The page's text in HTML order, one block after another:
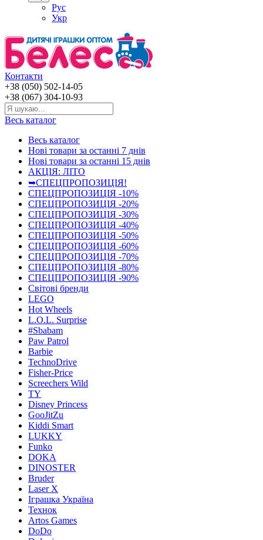
Рус
Укр
Контакти
+38 (050) 502-14-05
+38 (067) 304-10-93
Весь каталог
Весь каталог
Нові товари за останнi 7 днiв
Нові товари за останнi 15 днiв
АКЦІЯ: ЛІТО
➥СПЕЦПРОПОЗИЦІЯ!
СПЕЦПРОПОЗИЦІЯ -10%
СПЕЦПРОПОЗИЦІЯ -20%
СПЕЦПРОПОЗИЦІЯ -30%
СПЕЦПРОПОЗИЦІЯ -40%
СПЕЦПРОПОЗИЦІЯ -50%
СПЕЦПРОПОЗИЦІЯ -60%
СПЕЦПРОПОЗИЦІЯ -70%
СПЕЦПРОПОЗИЦІЯ -80%
СПЕЦПРОПОЗИЦІЯ -90%
Світові бренди
LEGO
Hot Wheels
L.O.L. Surprise
#Sbabam
Paw Patrol
Barbie
TechnoDrive
Fisher-Price
Screechers Wild
TY
Disney Princess
GooJitZu
Kiddi Smart
LUKKY
Funko
DOKA
DINOSTER
Bruder
Laser X
Іграшка Україна
Технок
Artos Games
DoDo